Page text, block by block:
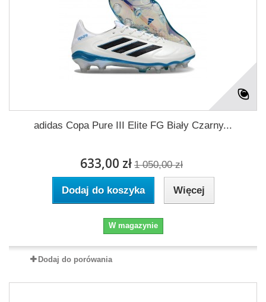
adidas Copa Pure III Elite FG Biały Czarny...
633,00 zł 1 050,00 zł
Dodaj do koszyka Więcej
W magazynie
Dodaj do porówania